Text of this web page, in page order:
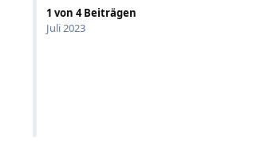
1 von 4Beiträgen
Juli 2023